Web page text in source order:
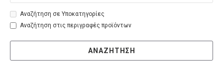
Αναζήτηση σε Υποκατηγορίες
Αναζήτηση στις περιγραφές προϊόντων
ΑΝΑΖΉΤΗΣΗ